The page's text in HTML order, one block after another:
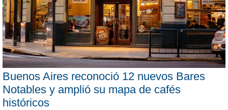
Buenos Aires reconoció 12 nuevos Bares
Notables y amplió su mapa de cafés
históricos